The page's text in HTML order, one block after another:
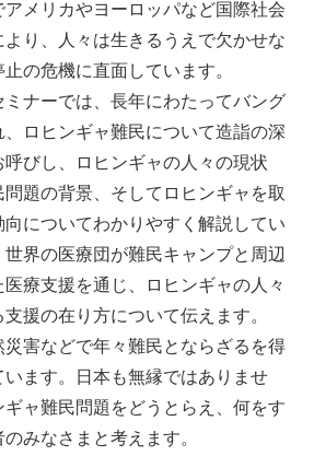
メリカやヨーロッパなど国際社会
り、人々は生きるうえで欠かせな
の危機に直面しています。
ナーでは、長年にわたってバング
ロヒンギャ難民について造詣の深
びし、ロヒンギャの人々の現状
題の背景、そしてロヒンギャを取
向についてわかりやすく解説してい
界の医療団が難民キャンプと周辺
療支援を通じ、ロヒンギャの人々
援の在り方について伝えます。
害などで年々難民とならざるを得
ます。日本も無縁ではありませ
ャ難民問題をどうとらえ、何をす
みなさまと考えます。